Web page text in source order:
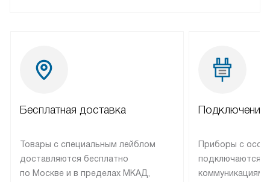
Бесплатная доставка
Товары с специальным лейблом
доставляются бесплатно
по Москве и в пределах МКАД,
Подключение
Приборы с
подключаются к
коммуникациям